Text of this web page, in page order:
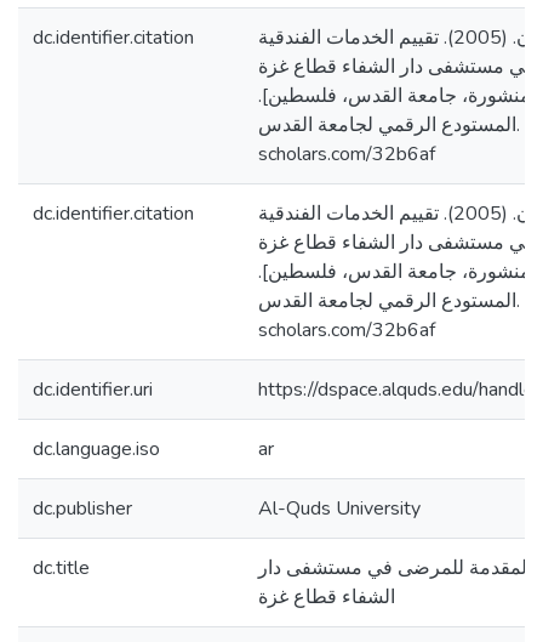
dc.identifier.citation
ابو شريعة، عامر سليمان. (2005). تقييم الخدمات الفندقية
في مستشفى دار الشفاء قطاع غزة
منشورة، جامعة القدس، فلسطين].
المستودع الرقمي لجامعة القدس. https://arab-
scholars.com/32b6af
dc.identifier.citation
ابو شريعة، عامر سليمان. (2005). تقييم الخدمات الفندقية
في مستشفى دار الشفاء قطاع غزة
منشورة، جامعة القدس، فلسطين].
المستودع الرقمي لجامعة القدس. https://arab-
scholars.com/32b6af
dc.identifier.uri https://dspace.alquds.edu/
dc.language.iso ar
dc.publisher Al-Quds University
dc.title
المقدمة للمرضى في مستشفى دار
الشفاء قطاع غزة